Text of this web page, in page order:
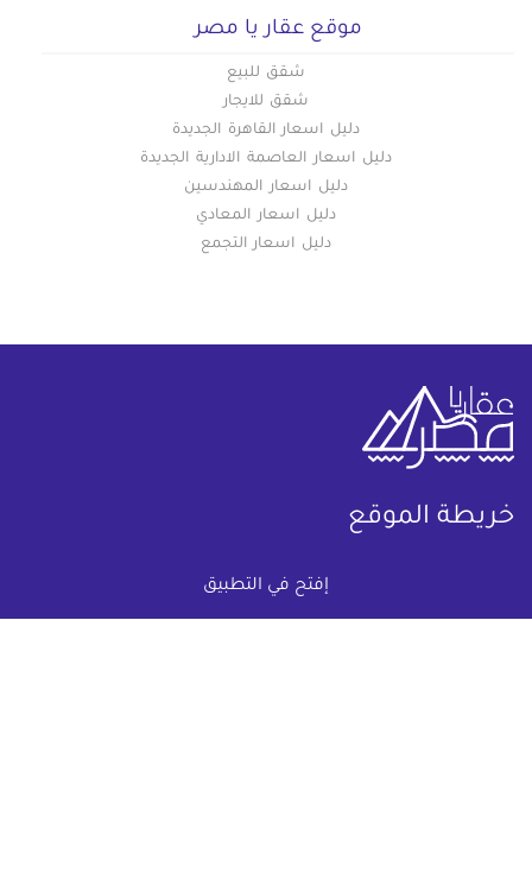
إفتح في التطبيق
موقع عقار يا مصر
شقق للبيع
شقق للايجار
دليل اسعار القاهرة الجديدة
دليل اسعار العاصمة الادارية الجديدة
دليل اسعار المهندسين
دليل اسعار المعادي
دليل اسعار التجمع
خريطة الموقع
أضف عقارك مجانا
كومباوندات دليل الاسعار